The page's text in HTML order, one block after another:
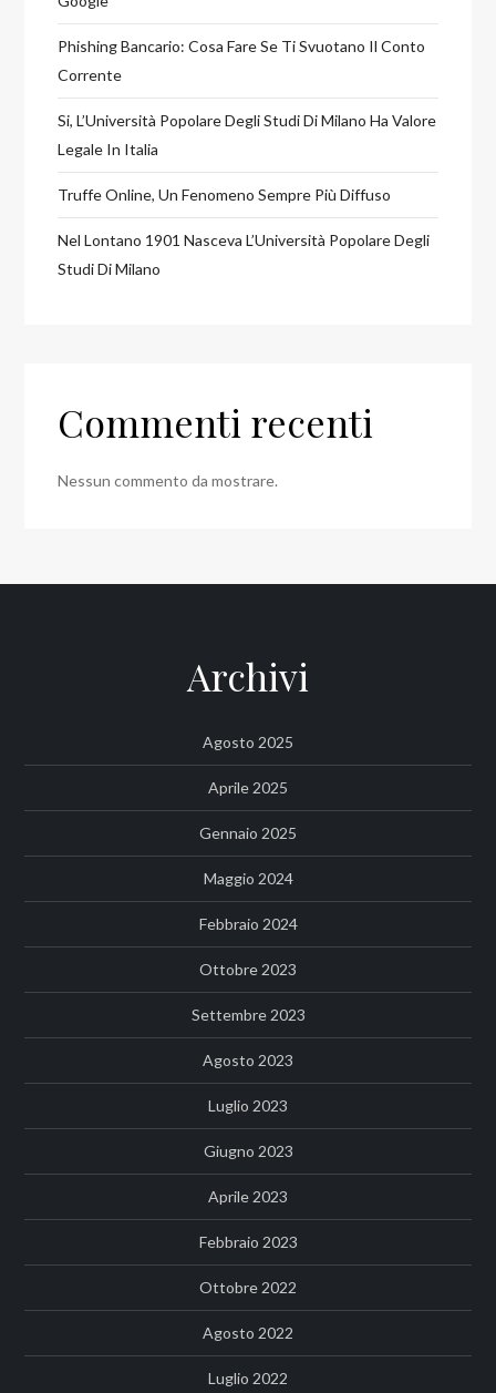
Phishing Bancario: Cosa Fare Se Ti Svuotano Il Conto
Corrente
Si, L’Università Popolare Degli Studi Di Milano Ha Valore
Legale In Italia
Truffe Online, Un Fenomeno Sempre Più Diffuso
Nel Lontano 1901 Nasceva L’Università Popolare Degli
Studi Di Milano
Commenti recenti
Nessun commento da mostrare.
Archivi
Agosto 2025
Aprile 2025
Gennaio 2025
Maggio 2024
Febbraio 2024
Ottobre 2023
Settembre 2023
Agosto 2023
Luglio 2023
Giugno 2023
Aprile 2023
Febbraio 2023
Ottobre 2022
Agosto 2022
Luglio 2022